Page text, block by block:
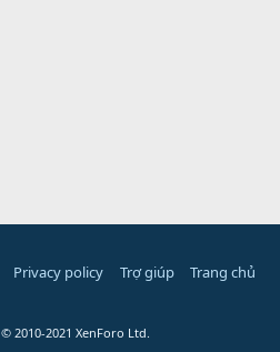
Privacy policy Trợ giúp Trang chủ
© 2010-2021 XenForo Ltd.